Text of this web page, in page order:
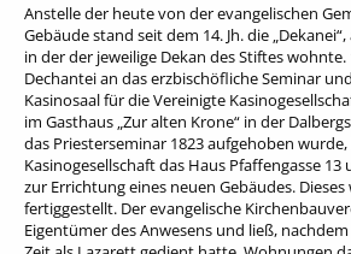
Anstelle der heute von der evangelischen
Gebäude stand seit dem 14. Jh. die
in der der jeweilige Dekan des Stiftes
Dechantei an das erzbischöfliche Seminar
Kasinosaal für die Vereinigte
im Gasthaus „Zur alten Krone“ in der
das Priesterseminar 1823 aufgehoben
Kasinogesellschaft das Haus Pfaffengasse
zur Errichtung eines neuen Gebäudes.
fertiggestellt. Der evangelische
Eigentümer des Anwesens und ließ,